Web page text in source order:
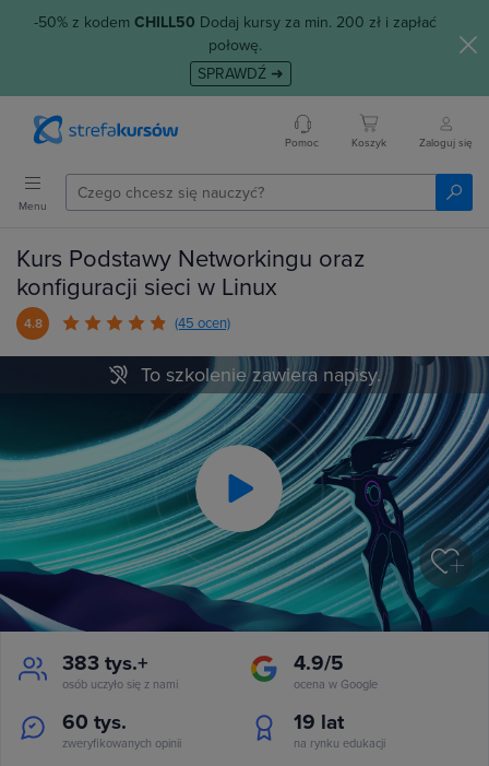
-50% z kodem CHILL50 Dodaj kursy za min. 200 zł i zapłać
połowę.
SPRAWDŹ ➜
Pomoc Koszyk Zaloguj się
Menu
Kurs Podstawy Networkingu oraz
konfiguracji sieci w Linux
4.8 (45 ocen)
Play
To szkolenie zawiera napisy.
383 tys.+
osób uczyło się z nami
4.9/5
ocena w Google
60 tys.
zweryfikowanych opinii
19 lat
na rynku edukacji